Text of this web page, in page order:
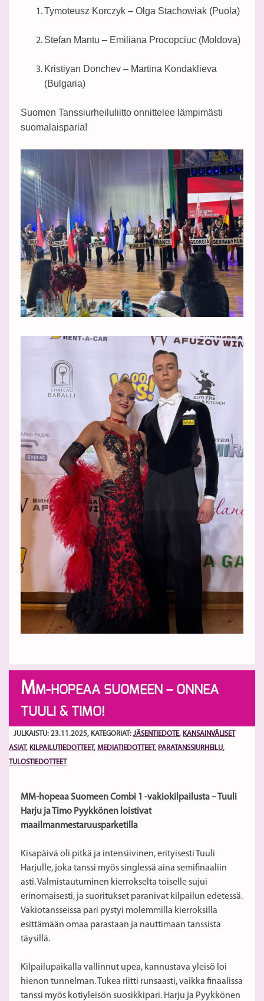
Tymoteusz Korczyk – Olga Stachowiak (Puola)
Stefan Mantu – Emiliana Procopciuc (Moldova)
Kristiyan Donchev – Martina Kondaklieva
(Bulgaria)
Suomen Tanssiurheiluliitto onnittelee lämpimästi
suomalaisparia!
MM-HOPEAA SUOMEEN – ONNEA
TUULI & TIMO!
JULKAISTU: 23.11.2025, KATEGORIAT: JÄSENTIEDOTE, KANSAINVÄLISET
ASIAT, KILPAILUTIEDOTTEET, MEDIATIEDOTTEET, PARATANSSIURHEILU,
TULOSTIEDOTTEET
MM-hopeaa Suomeen Combi 1 -vakiokilpailusta – Tuuli
Harju ja Timo Pyykkönen loistivat
maailmanmestaruusparketilla
Kisapäivä oli pitkä ja intensiivinen, erityisesti Tuuli
Harjulle, joka tanssi myös singlessä aina semifinaaliin
asti. Valmistautuminen kierrokselta toiselle sujui
erinomaisesti, ja suoritukset paranivat kilpailun edetessä.
Vakiotansseissa pari pystyi molemmilla kierroksilla
esittämään omaa parastaan ja nauttimaan tanssista
täysillä.
Kilpailupaikalla vallinnut upea, kannustava yleisö loi
hienon tunnelman. Tukea riitti runsaasti, vaikka finaalissa
tanssi myös kotiyleisön suosikkipari. Harju ja Pyykkönen